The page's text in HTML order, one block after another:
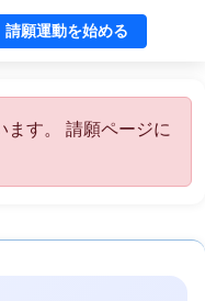
請願運動を始める
ます。 請願ページに